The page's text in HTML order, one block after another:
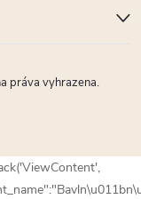
práva vyhrazena.